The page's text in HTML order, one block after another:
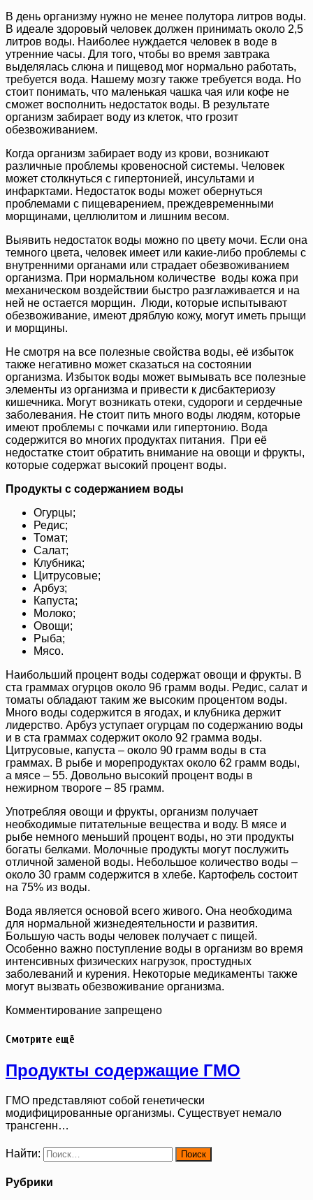
В день организму нужно не менее полутора литров воды.
В идеале здоровый человек должен принимать около 2,5
литров воды. Наиболее нуждается человек в воде в
утренние часы. Для того, чтобы во время завтрака
выделялась слюна и пищевод мог нормально работать,
требуется вода. Нашему мозгу также требуется вода. Но
стоит понимать, что маленькая чашка чая или кофе не
сможет восполнить недостаток воды. В результате
организм забирает воду из клеток, что грозит
обезвоживанием.
Когда организм забирает воду из крови, возникают
различные проблемы кровеносной системы. Человек
может столкнуться с гипертонией, инсультами и
инфарктами. Недостаток воды может обернуться
проблемами с пищеварением, преждевременными
морщинами, целлюлитом и лишним весом.
Выявить недостаток воды можно по цвету мочи. Если она
темного цвета, человек имеет или какие-либо проблемы с
внутренними органами или страдает обезвоживанием
организма. При нормальном количестве воды кожа при
механическом воздействии быстро разглаживается и на
ней не остается морщин. Люди, которые испытывают
обезвоживание, имеют дряблую кожу, могут иметь прыщи
и морщины.
Не смотря на все полезные свойства воды, её избыток
также негативно может сказаться на состоянии
организма. Избыток воды может вымывать все полезные
элементы из организма и привести к дисбактериозу
кишечника. Могут возникать отеки, судороги и сердечные
заболевания. Не стоит пить много воды людям, которые
имеют проблемы с почками или гипертонию. Вода
содержится во многих продуктах питания. При её
недостатке стоит обратить внимание на овощи и фрукты,
которые содержат высокий процент воды.
Продукты с содержанием воды
Огурцы;
Редис;
Томат;
Салат;
Клубника;
Цитрусовые;
Арбуз;
Капуста;
Молоко;
Овощи;
Рыба;
Мясо.
Наибольший процент воды содержат овощи и фрукты. В
ста граммах огурцов около 96 грамм воды. Редис, салат и
томаты обладают таким же высоким процентом воды.
Много воды содержится в ягодах, и клубника держит
лидерство. Арбуз уступает огурцам по содержанию воды
и в ста граммах содержит около 92 грамма воды.
Цитрусовые, капуста – около 90 грамм воды в ста
граммах. В рыбе и морепродуктах около 62 грамм воды,
а мясе – 55. Довольно высокий процент воды в
нежирном твороге – 85 грамм.
Употребляя овощи и фрукты, организм получает
необходимые питательные вещества и воду. В мясе и
рыбе немного меньший процент воды, но эти продукты
богаты белками. Молочные продукты могут послужить
отличной заменой воды. Небольшое количество воды –
около 30 грамм содержится в хлебе. Картофель состоит
на 75% из воды.
Вода является основой всего живого. Она необходима
для нормальной жизнедеятельности и развития.
Большую часть воды человек получает с пищей.
Особенно важно поступление воды в организм во время
интенсивных физических нагрузок, простудных
заболеваний и курения. Некоторые медикаменты также
могут вызвать обезвоживание организма.
Комментирование запрещено
Смотрите ещё
Продукты содержащие ГМО
ГМО представляют собой генетически
модифицированные организмы. Существует немало
трансгенн…
Найти:
Рубрики